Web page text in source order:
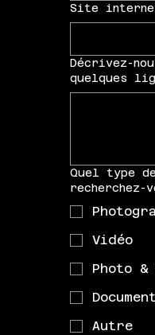
Site
Décrivez-
quelques
Quel type
recherchez-
Vidéo
Photo &
Autre